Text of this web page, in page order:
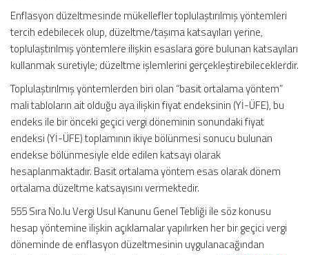
Enflasyon düzeltmesinde mükellefler toplulaştırılmış yöntemleri
tercih edebilecek olup, düzeltme/taşıma katsayıları yerine,
toplulaştırılmış yöntemlere ilişkin esaslara göre bulunan katsayıları
kullanmak suretiyle; düzeltme işlemlerini gerçekleştirebileceklerdir.
Toplulaştırılmış yöntemlerden biri olan “basit ortalama yöntem”
mali tabloların ait olduğu aya ilişkin fiyat endeksinin (Yİ-ÜFE), bu
endeks ile bir önceki geçici vergi döneminin sonundaki fiyat
endeksi (Yİ-ÜFE) toplamının ikiye bölünmesi sonucu bulunan
endekse bölünmesiyle elde edilen katsayı olarak
hesaplanmaktadır. Basit ortalama yöntem esas olarak dönem
ortalama düzeltme katsayısını vermektedir.
555 Sıra No.lu Vergi Usul Kanunu Genel Tebliği ile söz konusu
hesap yöntemine ilişkin açıklamalar yapılırken her bir geçici vergi
döneminde de enflasyon düzeltmesinin uygulanacağından